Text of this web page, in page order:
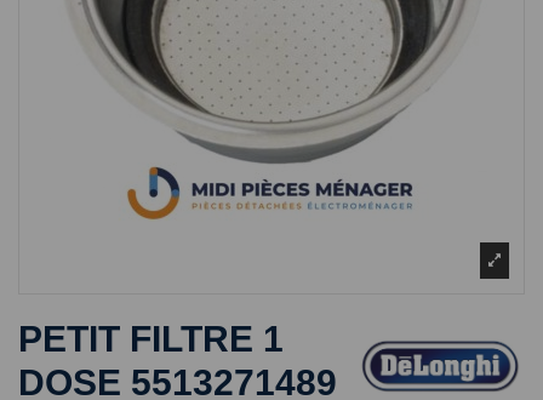
PETIT FILTRE 1
DOSE 5513271489